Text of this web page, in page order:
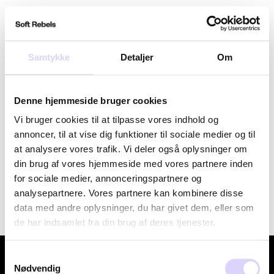
Samtykke Detaljer Om
Denne hjemmeside bruger cookies
Vi bruger cookies til at tilpasse vores indhold og
annoncer, til at vise dig funktioner til sociale medier og til
at analysere vores trafik. Vi deler også oplysninger om
din brug af vores hjemmeside med vores partnere inden
for sociale medier, annonceringspartnere og
analysepartnere. Vores partnere kan kombinere disse
data med andre oplysninger, du har givet dem, eller som
de har indsamlet fra din brug af deres tjenester.
Nødvendig
indhold
Søg Kurv
Farve: SRFrancine
ankelbukser
Sortere
Beklager, der er ingen produkter i denne kollektion.